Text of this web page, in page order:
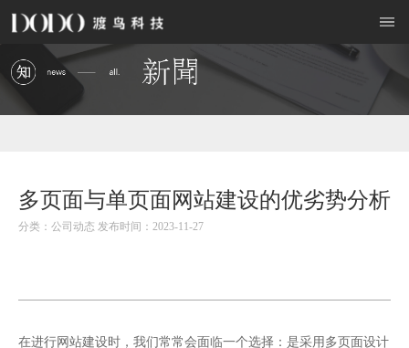
多页面与单页面网站建设的优劣势分析
分类：公司动态 发布时间：2023-11-27
在进行网站建设时，我们常常会面临一个选择：是采用多页面设计